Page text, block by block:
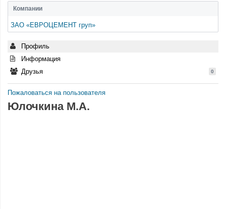
Компании
ЗАО «ЕВРОЦЕМЕНТ груп»
Профиль
Информация
Друзья
0
Пожаловаться на пользователя
Юлочкина М.А.